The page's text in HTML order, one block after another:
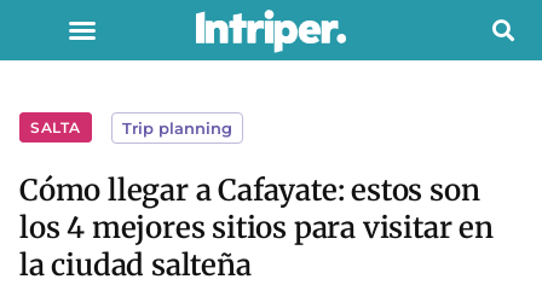
SALTA Trip planning
Cómo llegar a Cafayate: estos son
los 4 mejores sitios para visitar en
la ciudad salteña